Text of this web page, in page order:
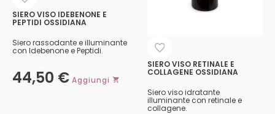
SIERO VISO IDEBENONE E
PEPTIDI OSSIDIANA
Siero rassodante e illuminante
con Idebenone e Peptidi.
44,50 € Aggiungi
SIERO VISO RETINALE E
COLLAGENE OSSIDIANA
Siero viso idratante
illuminante con retinale e
collagene.